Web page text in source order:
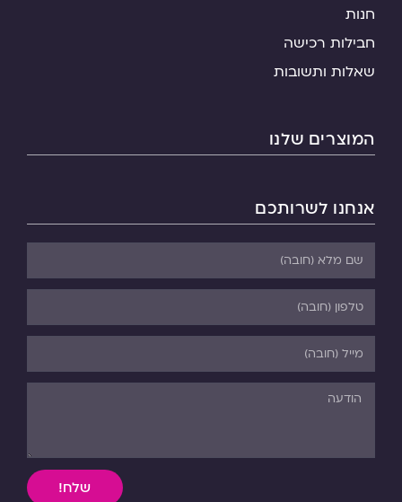
חנות
חבילות רכישה
שאלות ותשובות
המוצרים שלנו
אנחנו לשרותכם
שלח!